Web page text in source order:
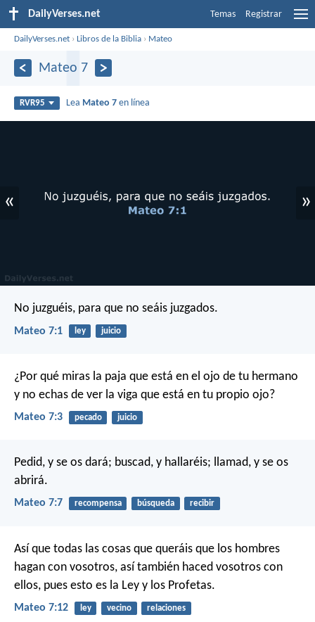
DailyVerses.net Temas Registrar
DailyVerses.net ›Libros de la Biblia › Mateo
Mateo 7
RVR95 Lea Mateo 7 en línea
« »
No juzguéis, para que no seáis juzgados.
Mateo 7:1 ley juicio
¿Por qué miras la paja que está en el ojo de tu hermano
y no echas de ver la viga que está en tu propio ojo?
Mateo 7:3 pecado juicio
Pedid, y se os dará; buscad, y hallaréis; llamad, y se os
abrirá.
Mateo 7:7 recompensa búsqueda recibir
Así que todas las cosas que queráis que los hombres
hagan con vosotros, así también haced vosotros con
ellos, pues esto es la Ley y los Profetas.
Mateo 7:12 ley vecino relaciones